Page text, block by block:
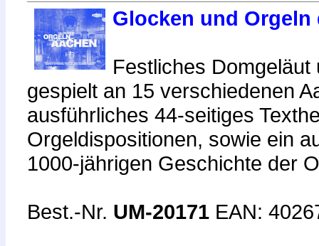
Glocken und
Festliches
gespielt an 15 verschiedenen
ausführliches 44-seitiges
Orgeldispositionen, sowie ein
1000-jährigen Geschichte der
Best.-Nr. UM-20171 EAN: